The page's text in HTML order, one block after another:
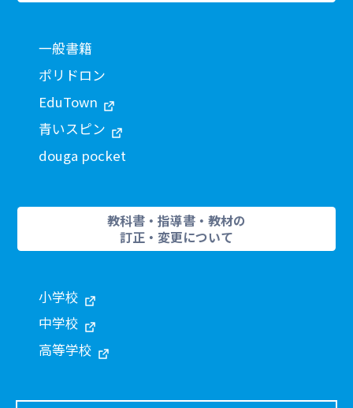
一般書籍
ポリドロン
EduTown
青いスピン
douga pocket
教科書・指導書・教材の
訂正・変更について
小学校
中学校
高等学校